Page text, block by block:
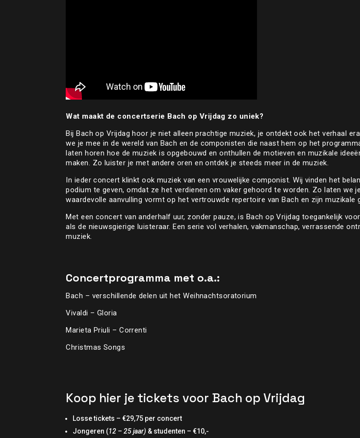
Wat maakt de concertserie Bach op Vrijdag zo uniek?
Bij Bach op Vrijdag hoor je niet alleen prachtige muziek, je ontdekt ook het verhaal
we je mee in de wereld van Bach en de componisten die naast hem op het
laten horen hoe de muziek is opgebouwd en onthullen de motieven en muzikale
maken. Zo luister je met andere oren en ontdek je steeds meer in de muziek.
In ieder concert klinkt ook muziek van een vrouwelijke componist. Wij vinden het
podium te geven, omdat ze het verdienen om vaker gehoord te worden. Zo laten we
waardevolle aanvulling vormt op het vertrouwde repertoire van Bach en zijn muzikale
Met een concert van anderhalf uur, zonder pauze, is Bach op Vrijdag toegankelijk
als de nieuwsgierige luisteraar. Een serie vol verhalen, vakmanschap, verrassende
muziek.
Concertprogramma met o.a.:
Bach – verschillende delen uit het Weihnachtsoratorium
Vivaldi – Gloria
Marieta Priuli – Correnti
Christmas Songs
Koop hier je tickets voor Bach op Vrijdag
Losse tickets – €29,75 per concert
Jongeren (12 – 25 jaar) & studenten – €10,-